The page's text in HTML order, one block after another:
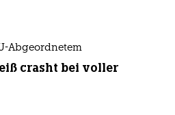
Abgeordnetem
crasht bei voller